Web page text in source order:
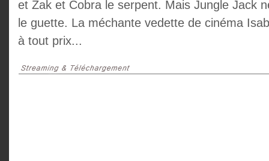
et Zak et Cobra le serpent. Mais Jungle Jack
le guette. La méchante vedette de cinéma
à tout prix...